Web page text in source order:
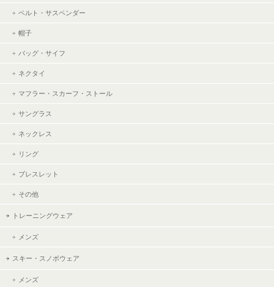
ベルト・サスペンダー
帽子
バッグ・サイフ
ネクタイ
マフラー・スカーフ・ストール
サングラス
ネックレス
リング
ブレスレット
その他
トレーニングウェア
メンズ
スキー・スノボウェア
メンズ